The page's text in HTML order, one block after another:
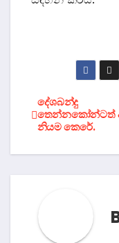
Post
දේශබන්දු
තෙන්නකෝන්ටත්
නියම කෙරේ.